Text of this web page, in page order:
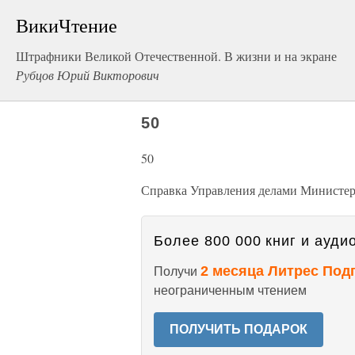
ВикиЧтение
Штрафники Великой Отечественной. В жизни и на экране
Рубцов Юрий Викторович
50
50
Справка Управления делами
Более 800 000 книг и
Получи 2 месяца Литрес
неограниченным чтением
ПОЛУЧИТЬ ПОДАРОК